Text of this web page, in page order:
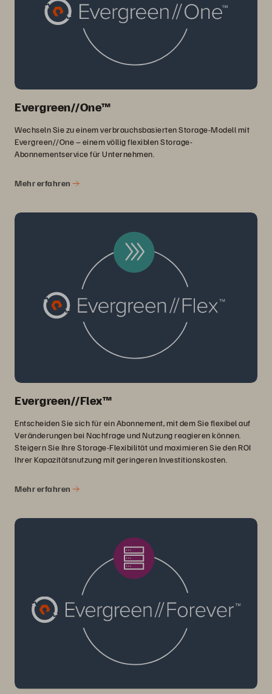
Evergreen//One™
Wechseln Sie zu einem verbrauchsbasierten Storage-Modell mit
Evergreen//One – einem völlig flexiblen Storage-
Abonnementservice für Unternehmen.
Mehr erfahren
Evergreen//Flex™
Entscheiden Sie sich für ein Abonnement, mit dem Sie flexibel auf
Veränderungen bei Nachfrage und Nutzung reagieren können.
Steigern Sie Ihre Storage-Flexibilität und maximieren Sie den ROI
Ihrer Kapazitätsnutzung mit geringeren Investitionskosten.
Mehr erfahren